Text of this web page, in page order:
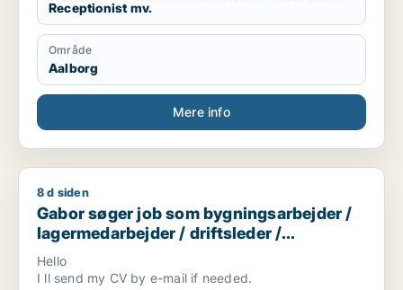
Receptionist mv.
Område
Aalborg
Mere info
Gabor søger job som bygningsarbejder /
8 d siden
Gabor søger job som bygningsarbejder /
lagermedarbejder / driftsleder /
ungarbejder / ufaglært
Hello
I ll send my CV by e-mail if needed.